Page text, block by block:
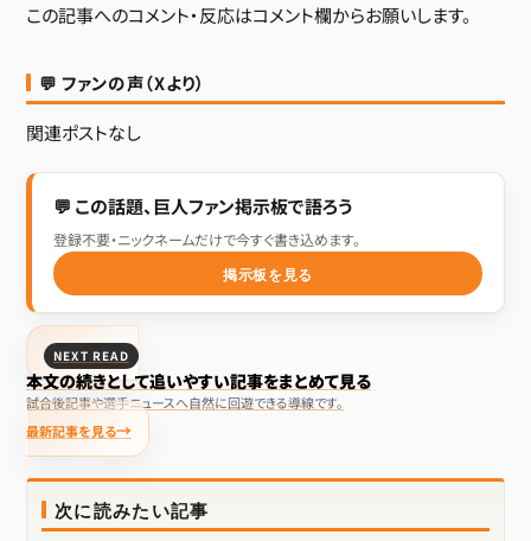
この記事へのコメント・反応はコメント欄からお願いします。
💬 ファンの声（Xより）
関連ポストなし
💬 この話題、巨人ファン掲示板で語ろう
登録不要・ニックネームだけで今すぐ書き込めます。
掲示板を見る
NEXT READ
本文の続きとして追いやすい記事をまとめて見る
試合後記事や選手ニュースへ自然に回遊できる導線です。
最新記事を見る
次に読みたい記事